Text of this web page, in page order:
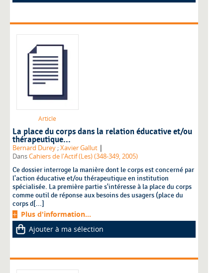
Article
La place du corps dans la relation éducative et/ou
thérapeutique...
Bernard Durey;Xavier Gallut |
DansCahiers de l'Actif (Les) (348-349, 2005)
Ce dossier interroge la manière dont le corps est concerné par
l'action éducative et/ou thérapeutique en institution
spécialisée. La première partie s'intéresse à la place du corps
comme outil de réponse aux besoins des usagers (place du
corps d[...]
Plus d'information...
Ajouter à ma sélection